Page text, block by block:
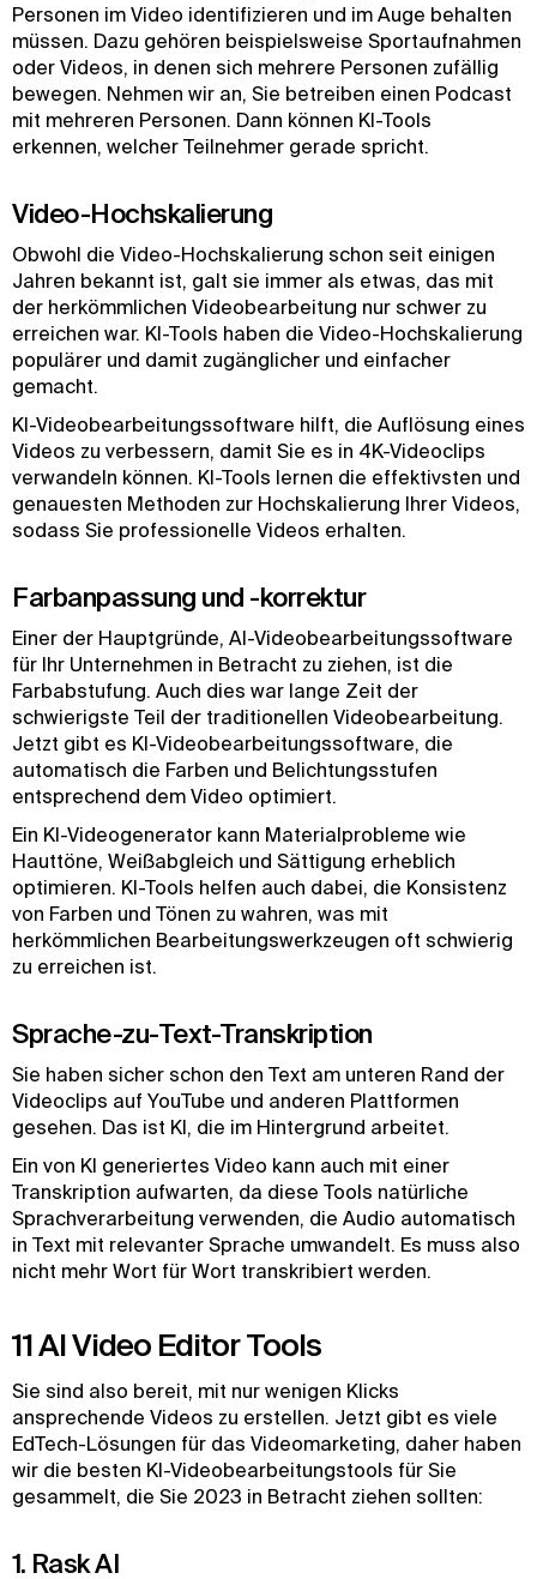
Personen im Video identifizieren und im Auge behalten
müssen. Dazu gehören beispielsweise Sportaufnahmen
oder Videos, in denen sich mehrere Personen zufällig
bewegen. Nehmen wir an, Sie betreiben einen Podcast
mit mehreren Personen. Dann können KI-Tools
erkennen, welcher Teilnehmer gerade spricht.
Video-Hochskalierung
Obwohl die Video-Hochskalierung schon seit einigen
Jahren bekannt ist, galt sie immer als etwas, das mit
der herkömmlichen Videobearbeitung nur schwer zu
erreichen war. KI-Tools haben die Video-Hochskalierung
populärer und damit zugänglicher und einfacher
gemacht.
KI-Videobearbeitungssoftware hilft, die Auflösung eines
Videos zu verbessern, damit Sie es in 4K-Videoclips
verwandeln können. KI-Tools lernen die effektivsten und
genauesten Methoden zur Hochskalierung Ihrer Videos,
sodass Sie professionelle Videos erhalten.
Farbanpassung und -korrektur
Einer der Hauptgründe, AI-Videobearbeitungssoftware
für Ihr Unternehmen in Betracht zu ziehen, ist die
Farbabstufung. Auch dies war lange Zeit der
schwierigste Teil der traditionellen Videobearbeitung.
Jetzt gibt es KI-Videobearbeitungssoftware, die
automatisch die Farben und Belichtungsstufen
entsprechend dem Video optimiert.
Ein KI-Videogenerator kann Materialprobleme wie
Hauttöne, Weißabgleich und Sättigung erheblich
optimieren. KI-Tools helfen auch dabei, die Konsistenz
von Farben und Tönen zu wahren, was mit
herkömmlichen Bearbeitungswerkzeugen oft schwierig
zu erreichen ist.
Sprache-zu-Text-Transkription
Sie haben sicher schon den Text am unteren Rand der
Videoclips auf YouTube und anderen Plattformen
gesehen. Das ist KI, die im Hintergrund arbeitet.
Ein von KI generiertes Video kann auch mit einer
Transkription aufwarten, da diese Tools natürliche
Sprachverarbeitung verwenden, die Audio automatisch
in Text mit relevanter Sprache umwandelt. Es muss also
nicht mehr Wort für Wort transkribiert werden.
11 AI Video Editor Tools
Sie sind also bereit, mit nur wenigen Klicks
ansprechende Videos zu erstellen. Jetzt gibt es viele
EdTech-Lösungen für das Videomarketing, daher haben
wir die besten KI-Videobearbeitungstools für Sie
gesammelt, die Sie 2023 in Betracht ziehen sollten:
1. Rask AI